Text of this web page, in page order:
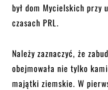
był dom Mycielskich przy
czasach PRL.
Należy zaznaczyć, że
obejmowała nie tylko
majątki ziemskie. W